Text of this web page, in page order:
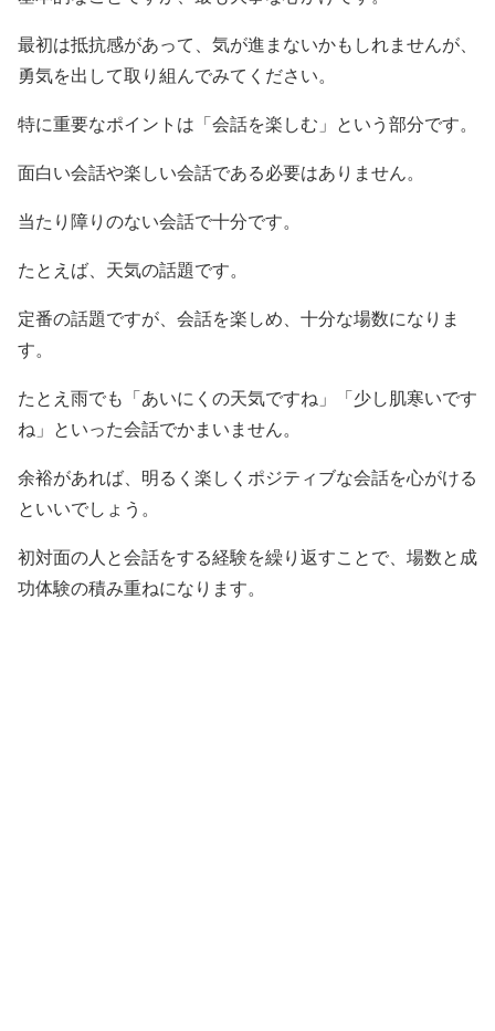
最初は抵抗感があって、気が進まないかもしれませんが、
勇気を出して取り組んでみてください。
特に重要なポイントは「会話を楽しむ」という部分です。
面白い会話や楽しい会話である必要はありません。
当たり障りのない会話で十分です。
たとえば、天気の話題です。
定番の話題ですが、会話を楽しめ、十分な場数になりま
す。
たとえ雨でも「あいにくの天気ですね」「少し肌寒いです
ね」といった会話でかまいません。
余裕があれば、明るく楽しくポジティブな会話を心がける
といいでしょう。
初対面の人と会話をする経験を繰り返すことで、場数と成
功体験の積み重ねになります。